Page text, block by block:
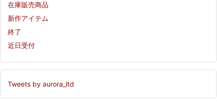
在庫販売商品
新作アイテム
終了
近日受付
Tweets by aurora_ltd